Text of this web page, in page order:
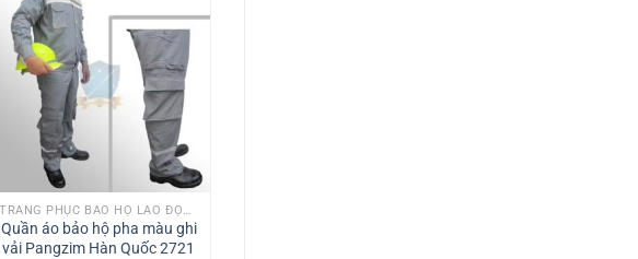
TRANG PHỤC BẢO HỘ LAO ĐỘNG
Quần áo bảo hộ pha màu ghi
vải Pangzim Hàn Quốc 2721